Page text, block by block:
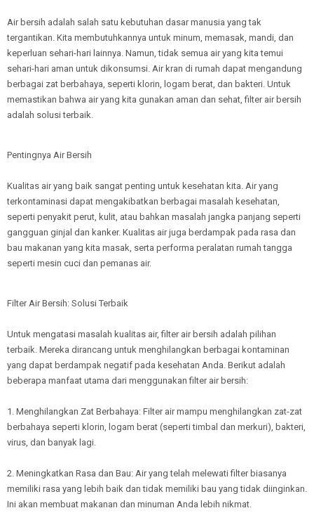
Air bersih adalah salah satu kebutuhan dasar manusia yang tak
tergantikan. Kita membutuhkannya untuk minum, memasak, mandi, dan
keperluan sehari-hari lainnya. Namun, tidak semua air yang kita temui
sehari-hari aman untuk dikonsumsi. Air kran di rumah dapat mengandung
berbagai zat berbahaya, seperti klorin, logam berat, dan bakteri. Untuk
memastikan bahwa air yang kita gunakan aman dan sehat, filter air bersih
adalah solusi terbaik.
Pentingnya Air Bersih
Kualitas air yang baik sangat penting untuk kesehatan kita. Air yang
terkontaminasi dapat mengakibatkan berbagai masalah kesehatan,
seperti penyakit perut, kulit, atau bahkan masalah jangka panjang seperti
gangguan ginjal dan kanker. Kualitas air juga berdampak pada rasa dan
bau makanan yang kita masak, serta performa peralatan rumah tangga
seperti mesin cuci dan pemanas air.
Filter Air Bersih: Solusi Terbaik
Untuk mengatasi masalah kualitas air, filter air bersih adalah pilihan
terbaik. Mereka dirancang untuk menghilangkan berbagai kontaminan
yang dapat berdampak negatif pada kesehatan Anda. Berikut adalah
beberapa manfaat utama dari menggunakan filter air bersih:
1. Menghilangkan Zat Berbahaya: Filter air mampu menghilangkan zat-zat
berbahaya seperti klorin, logam berat (seperti timbal dan merkuri), bakteri,
virus, dan banyak lagi.
2. Meningkatkan Rasa dan Bau: Air yang telah melewati filter biasanya
memiliki rasa yang lebih baik dan tidak memiliki bau yang tidak diinginkan.
Ini akan membuat makanan dan minuman Anda lebih nikmat.